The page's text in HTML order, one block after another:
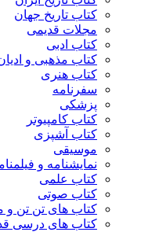
کتاب تاریخ جهان
مجلات قدیمی
کتاب ادبی
کتاب مذهبی و
کتاب هنری
سفرنامه
پزشکی
کتاب کامپیوتر
کتاب آشپزی
موسیقی
نمایشنامه و
کتاب علمی
کتاب صوتی
کتاب های تن تن و
کتاب های درسی